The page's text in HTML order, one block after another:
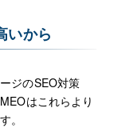
いから
ジのSEO対策
はこれらより
。